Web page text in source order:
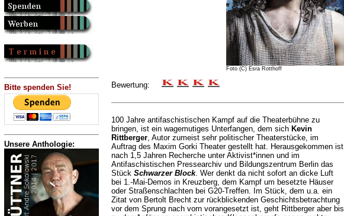
Bitte spenden Sie!
Unsere Anthologie:
Foto (C) Esra Rotthoff
Bewertung:
100 Jahre antifaschistischen Kampf auf die Theaterbühne zu
bringen, ist ein wagemutiges Unterfangen, dem sich Kevin
Rittberger, Autor zumeist sehr politischer Theaterstücke, im
Auftrag des Maxim Gorki Theater gestellt hat. Herausgekommen ist
nach 1,5 Jahren Recherche unter Aktivist*innen und im
Antifaschistischen Pressearchiv und Bildungszentrum Berlin das
Stück Schwarzer Block. Wer denkt da nicht sofort an dicke Luft
bei 1.-Mai-Demos in Kreuzberg, dem Kampf um besetzte Häuser
oder Straßenschlachten bei G20-Treffen. Im Stück, dem u.a. ein
Zitat von Bertolt Brecht zur rückblickenden Geschichtsbetrachtung
vor dem Sprung nach vorn vorangesetzt ist, geht Rittberger aber bis